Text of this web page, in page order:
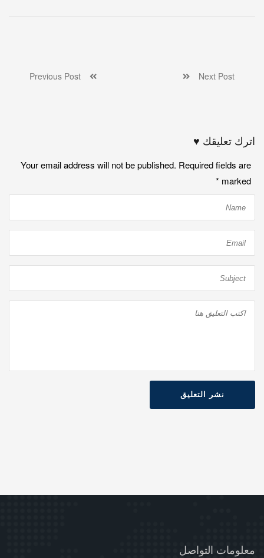
Next Post
اترك تعليقك ♥
Your email address will not be published. Required fields are
marked
*
نشر التعليق
معلومات التواصل